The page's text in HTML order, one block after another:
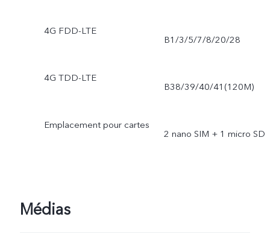
4G FDD-LTE
B1/3/5/7/8/20/28
4G TDD-LTE
B38/39/40/41(120M)
Emplacement pour cartes
2 nano SIM + 1 micro SD
Médias